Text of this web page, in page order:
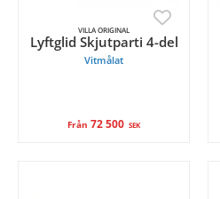
VILLA ORIGINAL
Lyftglid Skjutparti 4-del
Vitmålat
Från72 500 SEK